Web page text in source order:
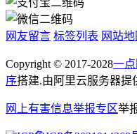
网友留言 标签列表 网站地
Copyright © 2017-2028一点
序搭建.由阿里云服务器提
网上有害信息举报专区举